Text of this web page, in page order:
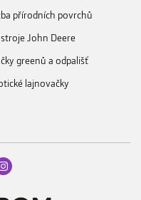
přírodních povrchů
John Deere
greenů a odpališť
lajnovačky